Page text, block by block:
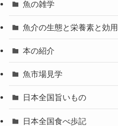
魚の雑学
魚介の生態と栄養素と効用
本の紹介
魚市場見学
日本全国旨いもの
日本全国食べ歩記